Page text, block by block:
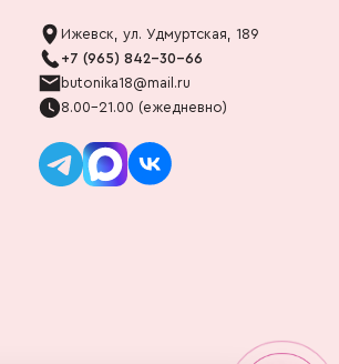
Ижевск, ул. Удмуртская, 189
+7 (965) 842-30-66
butonika18@mail.ru
8.00-21.00 (ежедневно)